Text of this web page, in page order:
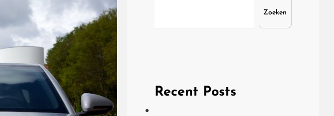
Zoeken
Recent Posts